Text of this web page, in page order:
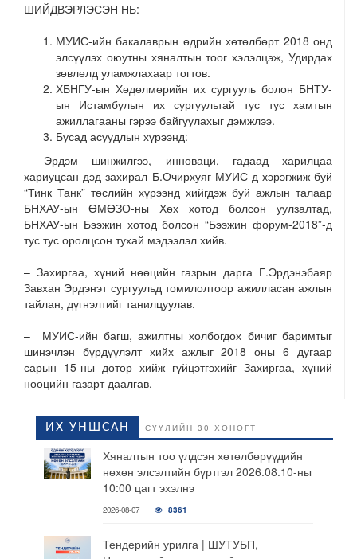
ШИЙДВЭРЛЭСЭН НЬ:
МУИС-ийн бакалаврын өдрийн хөтөлбөрт 2018 онд
элсүүлэх оюутны хяналтын тоог хэлэлцэж, Удирдах
зөвлөлд уламжлахаар тогтов.
ХБНГУ-ын Хөдөлмөрийн их сургууль болон БНТУ-
ын Истамбулын их сургуультай тус тус хамтын
ажиллагааны гэрээ байгуулахыг дэмжлээ.
Бусад асуудлын хүрээнд:
– Эрдэм шинжилгээ, инноваци, гадаад харилцаа
хариуцсан дэд захирал Б.Очирхуяг МУИС-д хэрэгжиж буй
“Тинк Танк” төслийн хүрээнд хийгдэж буй ажлын талаар
БНХАУ-ын ӨМӨЗО-ны Хөх хотод болсон уулзалтад,
БНХАУ-ын Бээжин хотод болсон “Бээжин форум-2018”-д
тус тус оролцсон тухай мэдээлэл хийв.
– Захиргаа, хүний нөөцийн газрын дарга Г.Эрдэнэбаяр
Завхан Эрдэнэт сургуульд томилолтоор ажилласан ажлын
тайлан, дүгнэлтийг танилцуулав.
– МУИС-ийн багш, ажилтны холбогдох бичиг баримтыг
шинэчлэн бүрдүүлэлт хийх ажлыг 2018 оны 6 дугаар
сарын 15-ны дотор хийж гүйцэтгэхийг Захиргаа, хүний
нөөцийн газарт даалгав.
ИХ УНШСАН СҮҮЛИЙН 30 ХОНОГТ
Хяналтын тоо үлдсэн хөтөлбөрүүдийн
нөхөн элсэлтийн бүртгэл 2026.08.10-ны
10:00 цагт эхэлнэ
2026-08-07 8361
Тендерийн урилга | ШУТУБП,